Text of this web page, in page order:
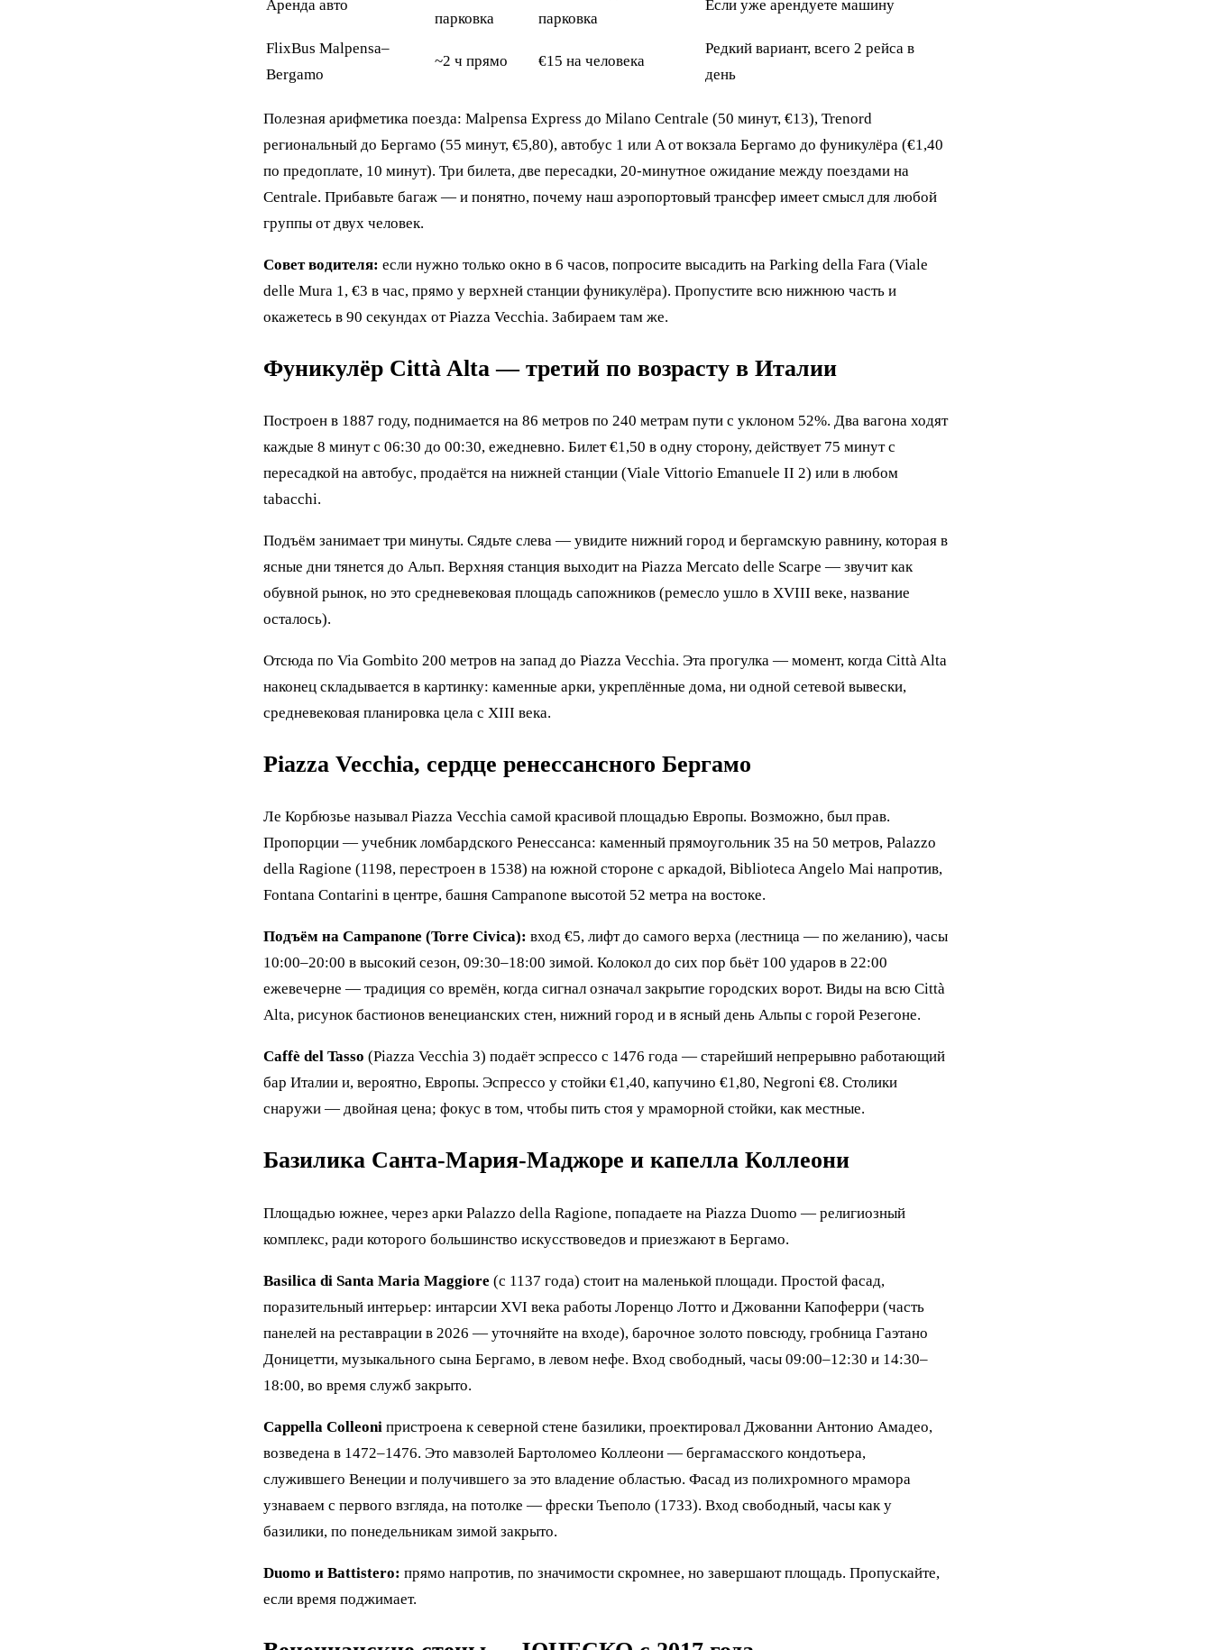
Аренда авто
парковка
парковка
Если уже арендуете машину
FlixBus Malpensa–
Bergamo
~2 ч прямо €15 на человека
Редкий вариант, всего 2 рейса в
день
Полезная арифметика поезда: Malpensa Express до Milano Centrale (50 минут, €13), Trenord
региональный до Бергамо (55 минут, €5,80), автобус 1 или A от вокзала Бергамо до фуникулёра (€1,40
по предоплате, 10 минут). Три билета, две пересадки, 20-минутное ожидание между поездами на
Centrale. Прибавьте багаж — и понятно, почему наш аэропортовый трансфер имеет смысл для любой
группы от двух человек.
Совет водителя: если нужно только окно в 6 часов, попросите высадить на Parking della Fara (Viale
delle Mura 1, €3 в час, прямо у верхней станции фуникулёра). Пропустите всю нижнюю часть и
окажетесь в 90 секундах от Piazza Vecchia. Забираем там же.
Фуникулёр Città Alta — третий по возрасту в Италии
Построен в 1887 году, поднимается на 86 метров по 240 метрам пути с уклоном 52%. Два вагона ходят
каждые 8 минут с 06:30 до 00:30, ежедневно. Билет €1,50 в одну сторону, действует 75 минут с
пересадкой на автобус, продаётся на нижней станции (Viale Vittorio Emanuele II 2) или в любом
tabacchi.
Подъём занимает три минуты. Сядьте слева — увидите нижний город и бергамскую равнину, которая в
ясные дни тянется до Альп. Верхняя станция выходит на Piazza Mercato delle Scarpe — звучит как
обувной рынок, но это средневековая площадь сапожников (ремесло ушло в XVIII веке, название
осталось).
Отсюда по Via Gombito 200 метров на запад до Piazza Vecchia. Эта прогулка — момент, когда Città Alta
наконец складывается в картинку: каменные арки, укреплённые дома, ни одной сетевой вывески,
средневековая планировка цела с XIII века.
Piazza Vecchia, сердце ренессансного Бергамо
Ле Корбюзье называл Piazza Vecchia самой красивой площадью Европы. Возможно, был прав.
Пропорции — учебник ломбардского Ренессанса: каменный прямоугольник 35 на 50 метров, Palazzo
della Ragione (1198, перестроен в 1538) на южной стороне с аркадой, Biblioteca Angelo Mai напротив,
Fontana Contarini в центре, башня Campanone высотой 52 метра на востоке.
Подъём на Campanone (Torre Civica): вход €5, лифт до самого верха (лестница — по желанию), часы
10:00–20:00 в высокий сезон, 09:30–18:00 зимой. Колокол до сих пор бьёт 100 ударов в 22:00
ежевечерне — традиция со времён, когда сигнал означал закрытие городских ворот. Виды на всю Città
Alta, рисунок бастионов венецианских стен, нижний город и в ясный день Альпы с горой Резегоне.
Caffè del Tasso (Piazza Vecchia 3) подаёт эспрессо с 1476 года — старейший непрерывно работающий
бар Италии и, вероятно, Европы. Эспрессо у стойки €1,40, капучино €1,80, Negroni €8. Столики
снаружи — двойная цена; фокус в том, чтобы пить стоя у мраморной стойки, как местные.
Базилика Санта-Мария-Маджоре и капелла Коллеони
Площадью южнее, через арки Palazzo della Ragione, попадаете на Piazza Duomo — религиозный
комплекс, ради которого большинство искусствоведов и приезжают в Бергамо.
Basilica di Santa Maria Maggiore (с 1137 года) стоит на маленькой площади. Простой фасад,
поразительный интерьер: интарсии XVI века работы Лоренцо Лотто и Джованни Капоферри (часть
панелей на реставрации в 2026 — уточняйте на входе), барочное золото повсюду, гробница Гаэтано
Доницетти, музыкального сына Бергамо, в левом нефе. Вход свободный, часы 09:00–12:30 и 14:30–
18:00, во время служб закрыто.
Cappella Colleoni пристроена к северной стене базилики, проектировал Джованни Антонио Амадео,
возведена в 1472–1476. Это мавзолей Бартоломео Коллеони — бергамасского кондотьера,
служившего Венеции и получившего за это владение областью. Фасад из полихромного мрамора
узнаваем с первого взгляда, на потолке — фрески Тьеполо (1733). Вход свободный, часы как у
базилики, по понедельникам зимой закрыто.
Duomo и Battistero: прямо напротив, по значимости скромнее, но завершают площадь. Пропускайте,
если время поджимает.